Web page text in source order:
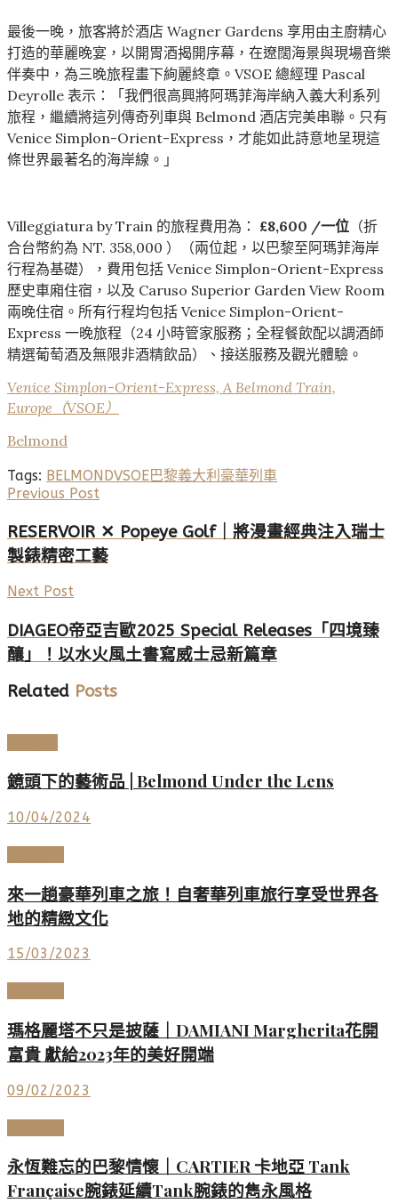
最後一晚，旅客將於酒店 Wagner Gardens 享用由主廚精心
打造的華麗晚宴，以開胃酒揭開序幕，在遼闊海景與現場音樂
伴奏中，為三晚旅程畫下絢麗終章。VSOE 總經理 Pascal
Deyrolle 表示：「我們很高興將阿瑪菲海岸納入義大利系列
旅程，繼續將這列傳奇列車與 Belmond 酒店完美串聯。只有
Venice Simplon-Orient-Express，才能如此詩意地呈現這
條世界最著名的海岸線。」
Villeggiatura by Train 的旅程費用為： £8,600 /一位 （折
合台幣約為 NT. 358,000 ）（兩位起，以巴黎至阿瑪菲海岸
行程為基礎），費用包括 Venice Simplon-Orient-Express
歷史車廂住宿，以及 Caruso Superior Garden View Room
兩晚住宿。所有行程均包括 Venice Simplon-Orient-
Express 一晚旅程（24 小時管家服務；全程餐飲配以調酒師
精選葡萄酒及無限非酒精飲品）、接送服務及觀光體驗。
Venice Simplon-Orient-Express, A Belmond Train,
Europe（VSOE）
Belmond
Tags: BELMONDVSOE巴黎義大利 豪華列車
Previous Post
RESERVOIR ✕ Popeye Golf｜將漫畫經典注入瑞士
製錶精密工藝
Next Post
DIAGEO帝亞吉歐2025 Special Releases「四境臻
釀」！以水火風土書寫威士忌新篇章
Related Posts
鏡頭下的藝術品 | Belmond Under the Lens
10/04/2024
來一趟豪華列車之旅！自奢華列車旅行享受世界各
地的精緻文化
15/03/2023
瑪格麗塔不只是披薩｜DAMIANI Margherita花開
富貴 獻給2023年的美好開端
09/02/2023
永恆難忘的巴黎情懷｜CARTIER 卡地亞 Tank
Française腕錶延續Tank腕錶的雋永風格